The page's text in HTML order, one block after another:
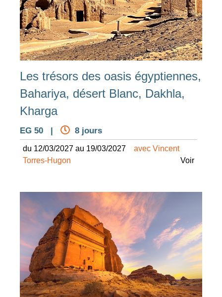
Les trésors des oasis égyptiennes,
Bahariya, désert Blanc, Dakhla,
Kharga
EG 50 | 8 jours
du 12/03/2027 au 19/03/2027
avec Vincent
Torres-Hugon
Voir